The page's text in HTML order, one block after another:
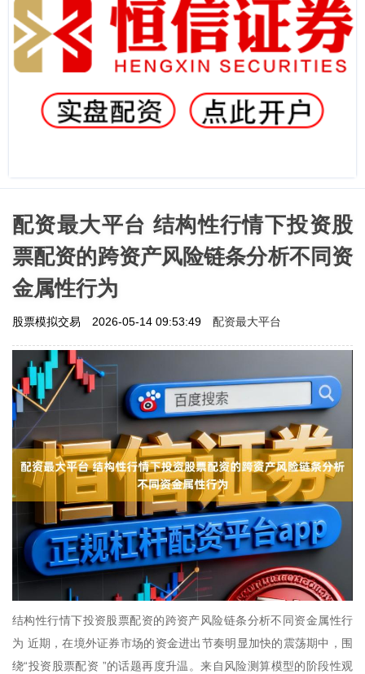
配资最大平台 结构性行情下投资股
票配资的跨资产风险链条分析不同资
金属性行为
股票模拟交易 2026-05-14 09:53:49 配资最大平台
结构性行情下投资股票配资的跨资产风险链条分析不同资金属性行
为 近期，在境外证券市场的资金进出节奏明显加快的震荡期中，围
绕“投资股票配资 ”的话题再度升温。来自风险测算模型的阶段性观